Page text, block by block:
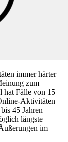
immer härter
zum
hat Fälle von 15
Aktivitäten
45 Jahren
längste
im